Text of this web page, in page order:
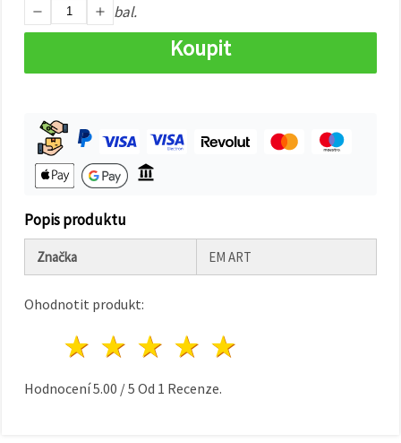
Přijmout
vše
bal.
Koupit
Popis produktu
Značka EM ART
Ohodnotit produkt:
4 hvězdy
3 hvězdy
2 hvězdy
1 hvězda
Hodnocení5.00 /5 Od 1 Recenze.